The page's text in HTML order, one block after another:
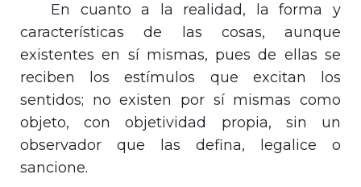
En cuanto a la realidad, la forma y
características de las cosas, aunque
existentes en sí mismas, pues de ellas se
reciben los estímulos que excitan los
sentidos; no existen por sí mismas como
objeto, con objetividad propia, sin un
observador que las defina, legalice o
sancione.